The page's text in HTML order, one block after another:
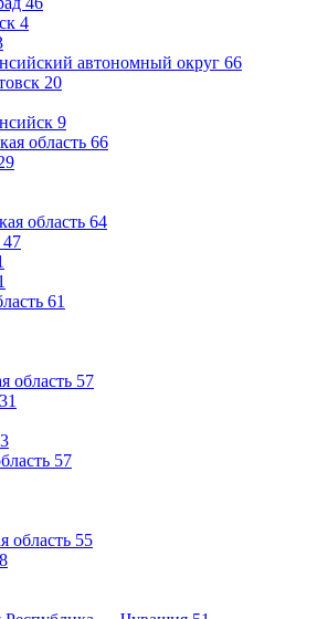
4
автономный округ 66
20
9
область 66
область 64
47
61
область 57
31
3
57
область 55